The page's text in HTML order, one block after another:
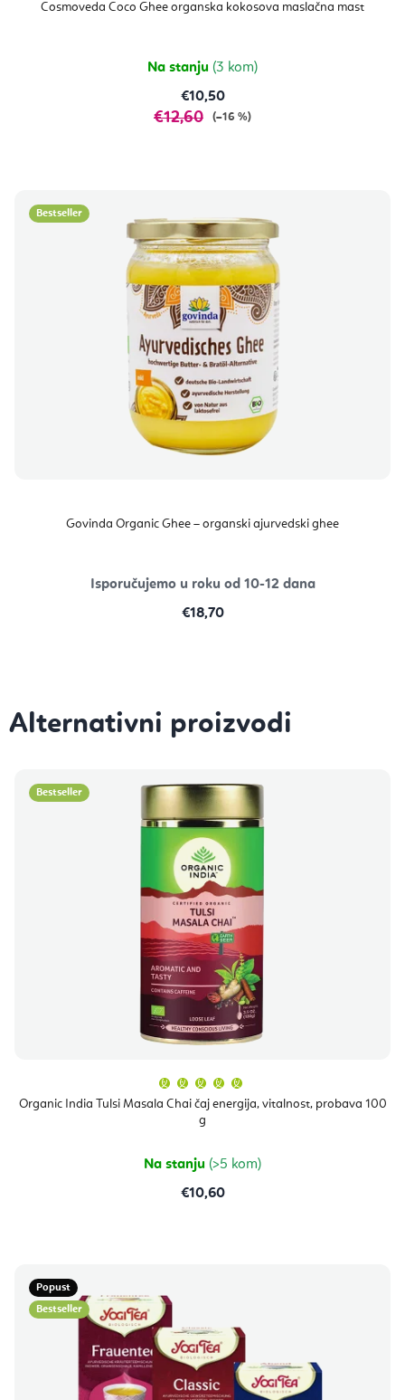
Cosmoveda Coco Ghee organska kokosova maslačna mast
Na stanju (3 kom)
€10,50
€12,60 (–16 %)
Bestseller
Govinda Organic Ghee – organski ajurvedski ghee
Isporučujemo u roku od 10-12 dana
€18,70
Bestseller
Organic India Tulsi Masala Chai čaj energija, vitalnost, probava 100
g
proizvoda
je
zvjezdica.
Na stanju (>5 kom)
€10,60
Popust
Bestseller